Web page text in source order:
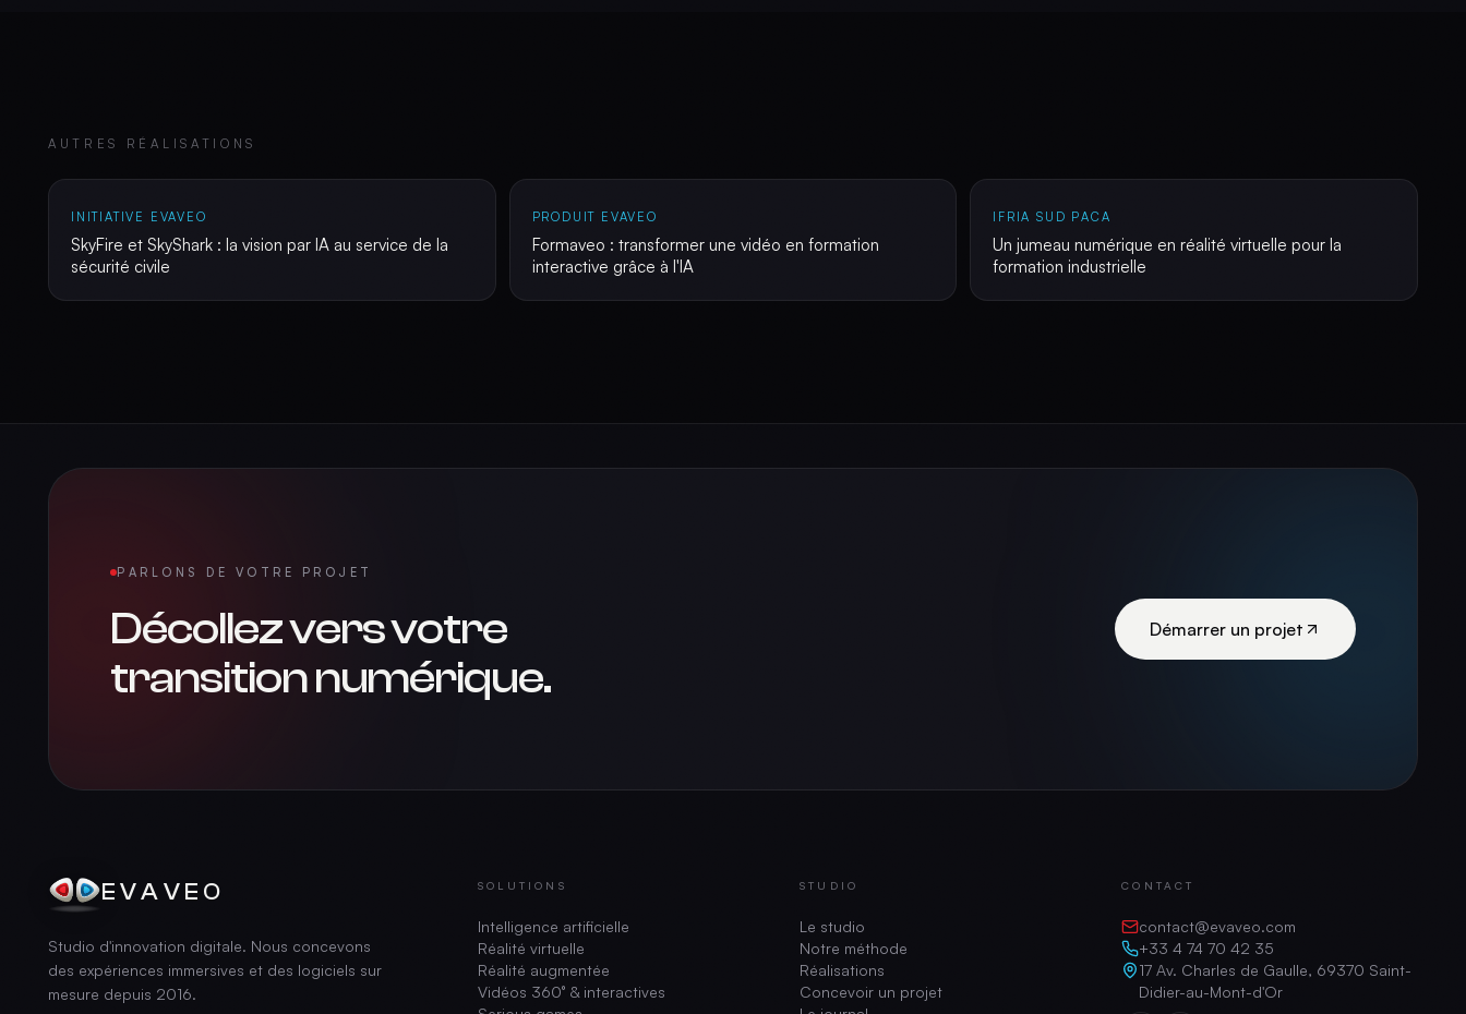
AUTRES RÉALISATIONS
INITIATIVE EVAVEO
SkyFire et SkyShark : la vision par IA au service de la
sécurité civile
PRODUIT EVAVEO
Formaveo : transformer une vidéo en formation
interactive grâce à l'IA
IFRIA SUD PACA
Un jumeau numérique en réalité virtuelle pour la
formation industrielle
PARLONS DE VOTRE PROJET
Décollez vers votre
transition numérique.
Démarrer un projet
EVAVEO
Studio d'innovation digitale. Nous concevons
des expériences immersives et des logiciels sur
mesure depuis 2016.
SOLUTIONS
Intelligence artificielle
Réalité virtuelle
Réalité augmentée
Vidéos 360° & interactives
STUDIO
Le studio
Notre méthode
Réalisations
Concevoir un projet
CONTACT
contact@evaveo.com
+33 4 74 70 42 35
17 Av. Charles de Gaulle, 69370 Saint-
Didier-au-Mont-d'Or